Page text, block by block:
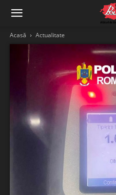
Acasă Actualitate